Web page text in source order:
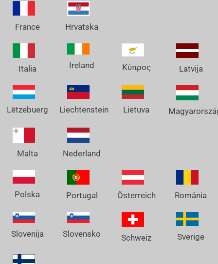
France Hrvatska
Italia Ireland Κύπρος Latvija
Lëtzebuerg Liechtenstein Lietuva
Malta Nederland
Polska Portugal Österreich România
Slovenija Slovensko Schweiz Sverige